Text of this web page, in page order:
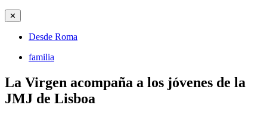
✕
Desde Roma
familia
La Virgen acompaña a los jóvenes de la
JMJ de Lisboa